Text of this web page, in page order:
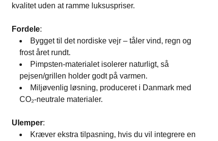
kvalitet uden at ramme luksuspriser​.
Fordele:
Bygget til det nordiske vejr – tåler vind, regn og
frost året rundt​.
Pimpsten-materialet isolerer naturligt, så
pejsen/grillen holder godt på varmen.
Miljøvenlig løsning, produceret i Danmark med
CO₂-neutrale materialer​.
Ulemper:
Kræver ekstra tilpasning, hvis du vil integrere en